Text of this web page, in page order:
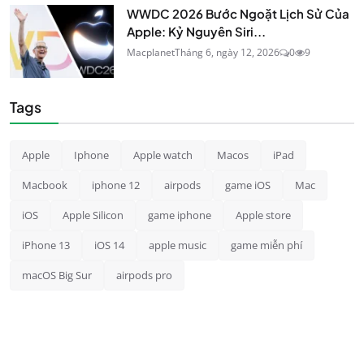
WWDC 2026 Bước Ngoặt Lịch Sử Của
Apple: Kỷ Nguyên Siri...
MacplanetTháng 6, ngày 12, 2026 0 9
Tags
Apple Iphone Apple watch Macos iPad
Macbook iphone 12 airpods game iOS Mac
iOS Apple Silicon game iphone Apple store
iPhone 13 iOS 14 apple music game miễn phí
macOS Big Sur airpods pro